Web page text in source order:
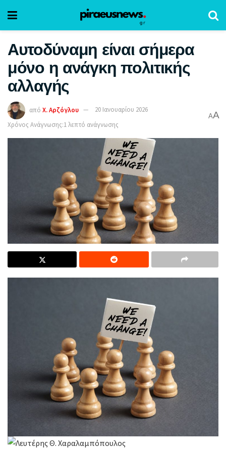
Αυτοδύναμη είναι σήμερα
μόνο η ανάγκη πολιτικής
αλλαγής
από Χ. Αρζόγλου
20 Ιανουαρίου 2026
Χρόνος Ανάγνωσης:1 λεπτό ανάγνωσης
AA